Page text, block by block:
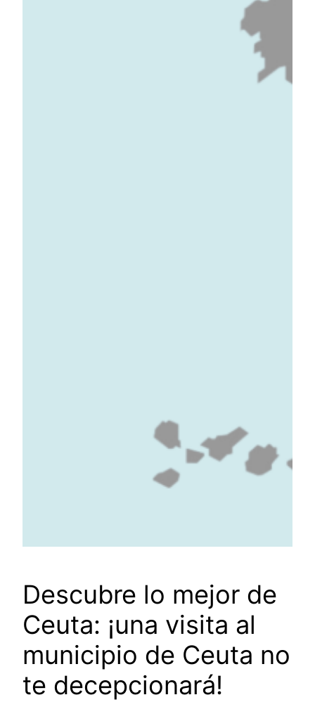
Descubre lo mejor de
Ceuta: ¡una visita al
municipio de Ceuta no
te decepcionará!